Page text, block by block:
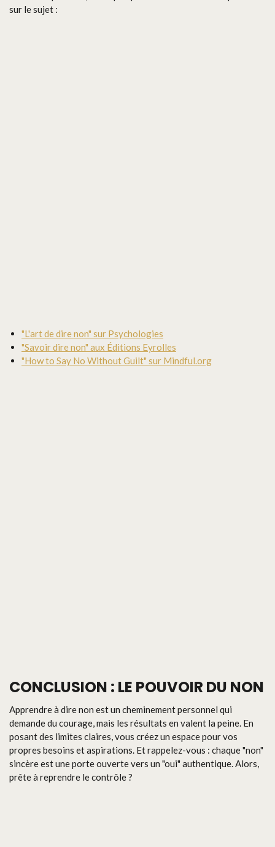
sur le sujet :
"L'art de dire non" sur Psychologies
"Savoir dire non" aux Éditions Eyrolles
"How to Say No Without Guilt" sur Mindful.org
CONCLUSION : LE POUVOIR DU NON
Apprendre à dire non est un cheminement personnel qui
demande du courage, mais les résultats en valent la peine. En
posant des limites claires, vous créez un espace pour vos
propres besoins et aspirations. Et rappelez-vous : chaque "non"
sincère est une porte ouverte vers un "oui" authentique. Alors,
prête à reprendre le contrôle ?